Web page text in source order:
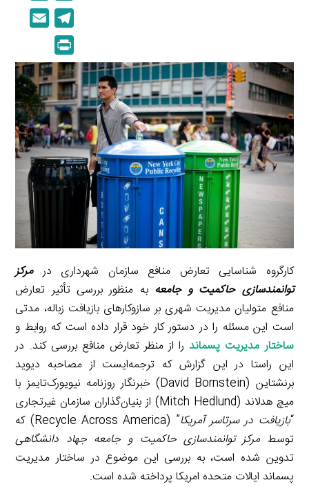
o
p
y
L
i
n
k
i
n
e
d
I
n
e
l
e
g
r
a
m
i
l
r
i
n
t
کارگروه شناسایی تعارض منافع سازمان شهرداری درمرکز
توانمندسازی حاکمیت و جامعه به منظور بررسی تأثیر تعارض
منافع متولیان مدیریت شهری بر سازوکارهای بازیافت زباله، مدتی
است این مسئله را در دستور کار خود قرار داده است که روابط و
ساختار مدیریت پسماندرا از منظر تعارض منافع بررسی کند. در
این راستا در این گزارش که ترجمه‌ایست از مصاحبه دیوید
برنشتاین (David Bornstein) خبرنگار روزنامه نیویورک‌تایمز با
میچ هدلاند (Mitch Hedlund) از بنیان‌گذاران سازمان غیرتجاری
“بازیافت در سرتاسر آمریکا
” (Recycle Across America) که
توسط مرکز توانمندسازی حاکمیت و جامعه جهاد دانشگاهی
تدوین شده است، به بررسی این موضوع در ساختار مدیریت
پسماند ایالات متحده امریکا پرداخته شده است.